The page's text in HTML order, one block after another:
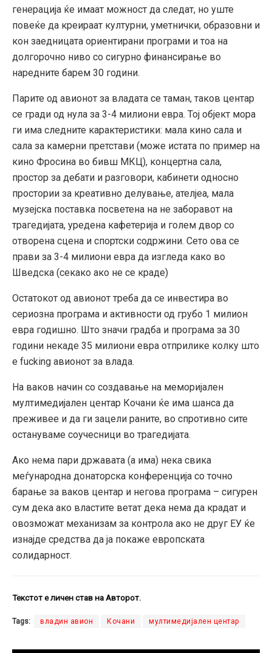
генерација ќе имаат можност да следат, но уште
повеќе да креираат културни, уметнички, образовни и
кон заедницата ориентирани програми и тоа на
долгорочно ниво со сигурно финансирање во
наредните барем 30 години.
Парите од авионот за владата се таман, таков центар
се гради од нула за 3-4 милиони евра. Тој објект мора
ги има следните карактеристики: мала кино сала и
сала за камерни претстави (може истата по пример на
кино Фросина во бивш МКЦ), концертна сала,
простор за дебати и разговори, кабинети односно
простории за креативно делување, ателјеа, мала
музејска поставка посветена на не заборавот на
трагедијата, уредена кафетерија и голем двор со
отворена сцена и спортски содржини. Сето ова се
прави за 3-4 милиони евра да изгледа како во
Шведска (секако ако не се краде)
Остатокот од авионот треба да се инвестира во
сериозна програма и активности од грубо 1 милион
евра годишно. Што значи градба и програма за 30
години некаде 35 милиони евра отприлике колку што
е fucking авионот за влада.
На ваков начин со создавање на меморијален
мултимедијален центар Кочани ќе има шанса да
преживее и да ги зацели раните, во спротивно сите
остануваме соучесници во трагедијата.
Ако нема пари државата (а има) нека свика
меѓународна донаторска конференција со точно
барање за ваков центар и негова програма – сигурен
сум дека ако властите ветат дека нема да крадат и
овозможат механизам за контрола ако не друг ЕУ ќе
изнајде средства да ја покаже европската
солидарност.
Текстот е личен став на Авторот.
Tags: владин авион Кочани мултимедијален центар